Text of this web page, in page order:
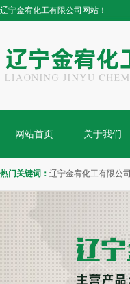
辽宁金宥化工有限公司网站！
网站首页 关于我们
热门关键词： 辽宁金宥化工有限公司